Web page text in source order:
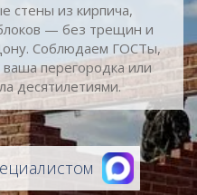
стены из кирпича,
— без трещин и
Соблюдаем ГОСТы,
перегородка или
десятилетиями.